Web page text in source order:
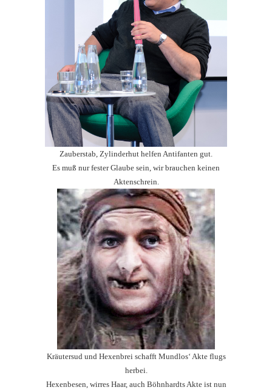
Zauberstab, Zylinderhut helfen Antifanten gut.
Es muß nur fester Glaube sein, wir brauchen keinen
Aktenschrein.
Kräutersud und Hexenbrei schafft Mundlos‘ Akte flugs
herbei.
Hexenbesen, wirres Haar, auch Böhnhardts Akte ist nun